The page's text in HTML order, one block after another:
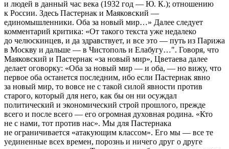
и людей в данный час века (1932 год — Ю. К.); отношению
к России. Здесь Пастернак и Маяковский —
единомышленники. Оба за новый мир…» Далее следует
комментарий критика: «От такого текста уже недалеко
до челюскинцев, и да здравствует, и все это — путь из Парижа
в Москву и дальше — в Чистополь и Елабугу…". Говоря, что
Маяковский и Пастернак «за новый мир», Цветаева далее
делает оговорку: «Оба за новый мир — и оба, — но вижу, что
первое оба останется последним, ибо если Пастернак явно
за новый мир, то вовсе не с такой силой явности против
старого, который для него, как бы он ни осуждал
политический и экономический строй прошлого, прежде
всего и после всего — его огромная духовная родина. «Кто
не с нами, тот против нас». Мы для Пастернака
не ограничивается «атакующим классом». Его мы — все те
уединенные всех времен, порознь и ничего друг о друге